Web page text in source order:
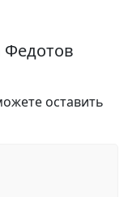
Федотов
оставить